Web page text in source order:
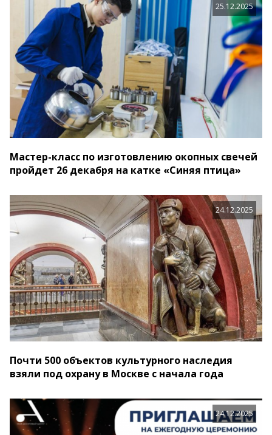
25.12.2025
Мастер-класс по изготовлению окопных свечей
пройдет 26 декабря на катке «Синяя птица»
24.12.2025
Почти 500 объектов культурного наследия
взяли под охрану в Москве с начала года
24.12.2025